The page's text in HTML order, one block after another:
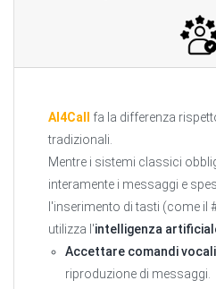
AI4Call
fa la differenza
tradizionali.
Mentre i sistemi classici
interamente i messaggi e
l'inserimento di tasti (come il
utilizza l'intelligenza
Accettare comandi
riproduzione di messaggi.